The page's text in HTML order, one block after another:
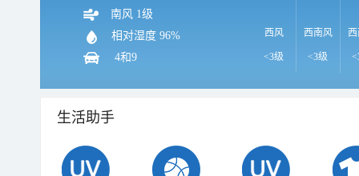
南风 1级
相对湿度 96%
4和9
西风
<3级
西南风
<3级
生活助手